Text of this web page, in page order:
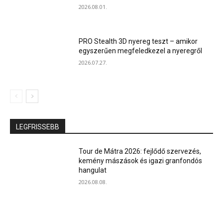
2026.08.01.
PRO Stealth 3D nyereg teszt – amikor
egyszerűen megfeledkezel a nyeregről
2026.07.27.
LEGFRISSEBB
Tour de Mátra 2026: fejlődő szervezés,
kemény mászások és igazi granfondós
hangulat
2026.08.08.